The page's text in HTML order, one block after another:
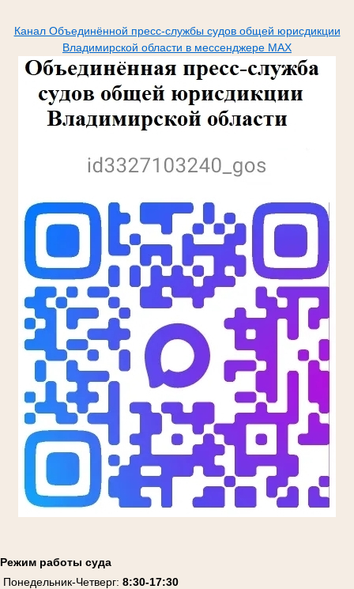
Канал Объединённой пресс-службы судов общей юрисдикции
Владимирской области в мессенджере МАХ
Режим работы суда
Понедельник-Четверг: 8:30-17:30